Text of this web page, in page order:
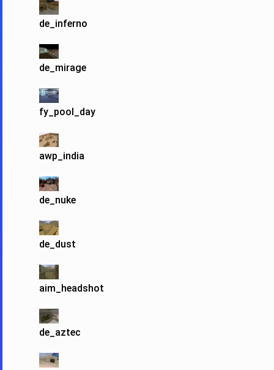
de_inferno
de_mirage
fy_pool_day
awp_india
de_nuke
de_dust
aim_headshot
de_aztec